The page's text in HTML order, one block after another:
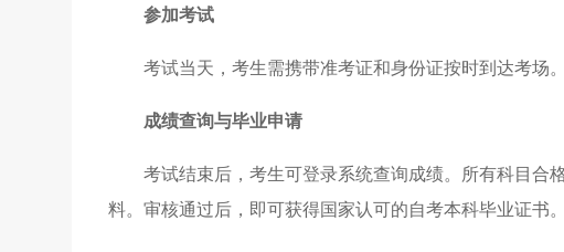
参加考试
考试当天，考生需携带准考证和身份证按时到达考场
成绩查询与毕业申请
考试结束后，考生可登录系统查询成绩。所有科目合
料。审核通过后，即可获得国家认可的自考本科毕业证书。